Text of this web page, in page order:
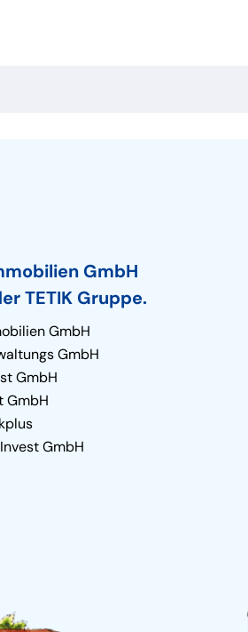
GmbH
TETIK Gruppe.
GmbH
GmbH
GmbH
GmbH
GmbH